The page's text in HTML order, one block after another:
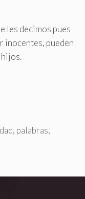
les decimos pues
inocentes, pueden
, palabras,